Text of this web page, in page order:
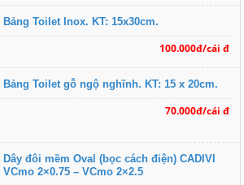
Bảng Toilet Inox. KT: 15x30cm.
100.000đ/cái đ
Bảng Toilet gỗ ngộ nghĩnh. KT: 15 x 20cm.
70.000đ/cái đ
Dây đôi mềm Oval (bọc cách điện) CADIVI
VCmo 2×0.75 – VCmo 2×2.5